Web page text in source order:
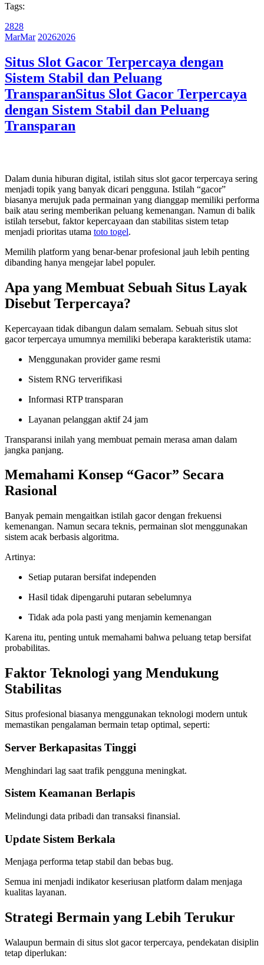
Tags:
2828
MarMar 20262026
Situs Slot Gacor Terpercaya dengan
Sistem Stabil dan Peluang
TransparanSitus Slot Gacor Terpercaya
dengan Sistem Stabil dan Peluang
Transparan
Dalam dunia hiburan digital, istilah situs slot gacor terpercaya sering
menjadi topik yang banyak dicari pengguna. Istilah “gacor”
biasanya merujuk pada permainan yang dianggap memiliki performa
baik atau sering memberikan peluang kemenangan. Namun di balik
istilah tersebut, faktor kepercayaan dan stabilitas sistem tetap
menjadi prioritas utama toto togel.
Memilih platform yang benar-benar profesional jauh lebih penting
dibanding hanya mengejar label populer.
Apa yang Membuat Sebuah Situs Layak
Disebut Terpercaya?
Kepercayaan tidak dibangun dalam semalam. Sebuah situs slot
gacor terpercaya umumnya memiliki beberapa karakteristik utama:
Menggunakan provider game resmi
Sistem RNG terverifikasi
Informasi RTP transparan
Layanan pelanggan aktif 24 jam
Transparansi inilah yang membuat pemain merasa aman dalam
jangka panjang.
Memahami Konsep “Gacor” Secara
Rasional
Banyak pemain mengaitkan istilah gacor dengan frekuensi
kemenangan. Namun secara teknis, permainan slot menggunakan
sistem acak berbasis algoritma.
Artinya:
Setiap putaran bersifat independen
Hasil tidak dipengaruhi putaran sebelumnya
Tidak ada pola pasti yang menjamin kemenangan
Karena itu, penting untuk memahami bahwa peluang tetap bersifat
probabilitas.
Faktor Teknologi yang Mendukung
Stabilitas
Situs profesional biasanya menggunakan teknologi modern untuk
memastikan pengalaman bermain tetap optimal, seperti:
Server Berkapasitas Tinggi
Menghindari lag saat trafik pengguna meningkat.
Sistem Keamanan Berlapis
Melindungi data pribadi dan transaksi finansial.
Update Sistem Berkala
Menjaga performa tetap stabil dan bebas bug.
Semua ini menjadi indikator keseriusan platform dalam menjaga
kualitas layanan.
Strategi Bermain yang Lebih Terukur
Walaupun bermain di situs slot gacor terpercaya, pendekatan disiplin
tetap diperlukan: